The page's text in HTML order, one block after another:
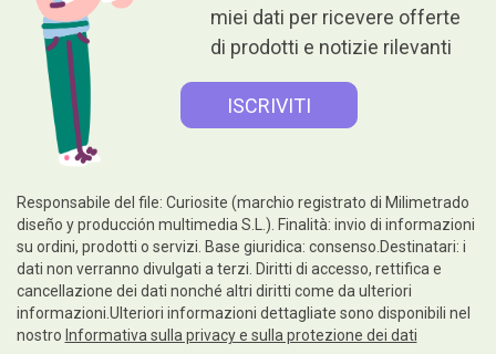
miei dati per ricevere offerte
di prodotti e notizie rilevanti
Responsabile del file: Curiosite (marchio registrato di Milimetrado
diseño y producción multimedia S.L.). Finalità: invio di informazioni
su ordini, prodotti o servizi. Base giuridica: consenso.Destinatari: i
dati non verranno divulgati a terzi. Diritti di accesso, rettifica e
cancellazione dei dati nonché altri diritti come da ulteriori
informazioni.Ulteriori informazioni dettagliate sono disponibili nel
nostro Informativa sulla privacy e sulla protezione dei dati